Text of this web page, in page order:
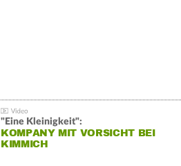
"Eine Kleinigkeit":
KOMPANY MIT VORSICHT BEI
KIMMICH